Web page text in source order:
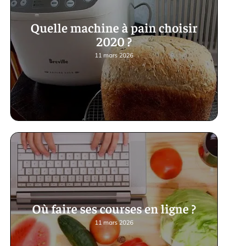
Quelle machine à pain choisir
2020 ?
11 mars 2026
Où faire ses courses en ligne ?
11 mars 2026